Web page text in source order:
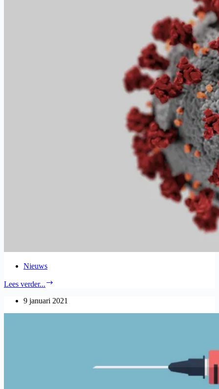
Nieuws
Lees verder...
9 januari 2021